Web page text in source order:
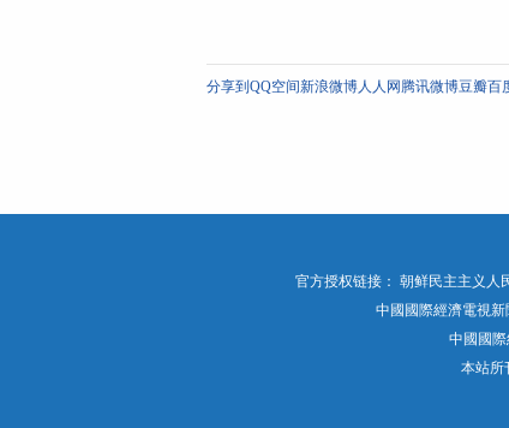
分享到 QQ空间新浪微博人人网 腾讯微博豆瓣百
官方授权链接： 朝鲜民主主义人
中國國際經濟電視
中國國
本站所